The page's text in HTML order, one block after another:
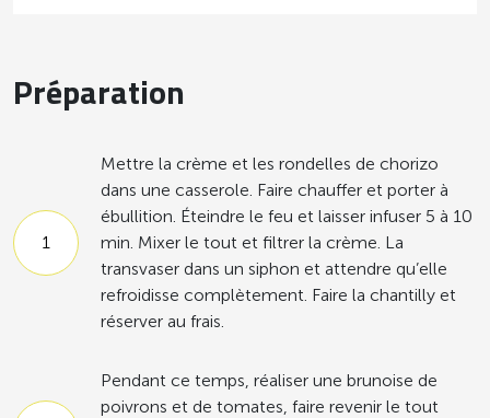
Préparation
Mettre la crème et les rondelles de chorizo
dans une casserole. Faire chauffer et porter à
ébullition. Éteindre le feu et laisser infuser 5 à 10
min. Mixer le tout et filtrer la crème. La
transvaser dans un siphon et attendre qu’elle
refroidisse complètement. Faire la chantilly et
réserver au frais.
Pendant ce temps, réaliser une brunoise de
poivrons et de tomates, faire revenir le tout